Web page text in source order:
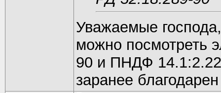
Уважаемые
можно посмотреть
90 и ПНДФ
заранее